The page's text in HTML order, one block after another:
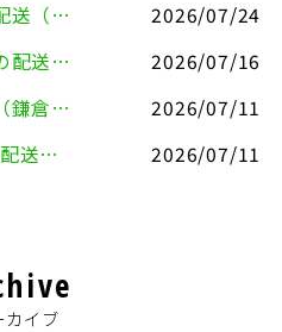
2026年7月20日スポット配送（横浜市金沢区⇒愛知県豊川市）
2026/07/24
2026年7月15日建設資材の配送（横浜市金沢区⇒横須賀市）
2026/07/16
2026年7月10日定期配送（鎌倉市⇔大田区）
2026/07/11
2026年7月9日電機部材の配送（横浜市戸塚区⇒品川区）
2026/07/11
カイブ